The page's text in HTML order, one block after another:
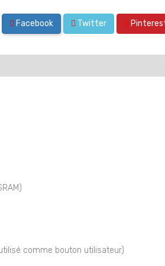
Facebook Twitter
comme bouton utilisateur)